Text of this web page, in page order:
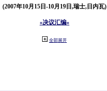
(2007年10月15日-10月19日,瑞士,日内瓦)
«决议汇编»
全部展开